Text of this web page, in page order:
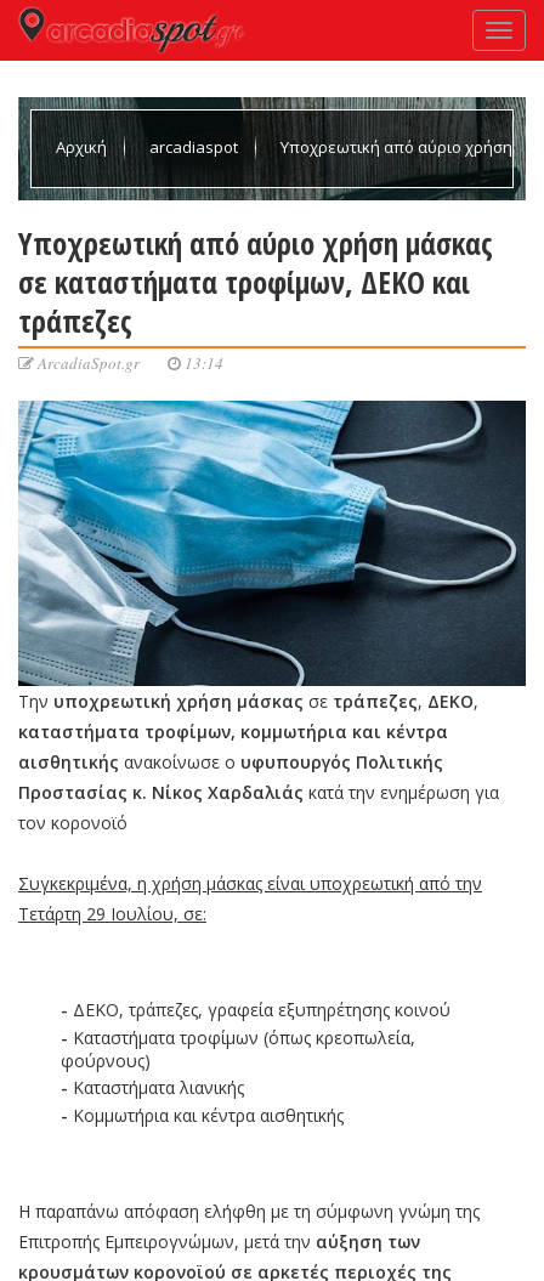
Αρχική arcadiaspot Υποχρεωτική από αύριο χρήση
Υποχρεωτική από αύριο χρήση μάσκας
σε καταστήματα τροφίμων, ΔΕΚΟ και
τράπεζες
ArcadiaSpot.gr 13:14
Την υποχρεωτική χρήση μάσκας σε τράπεζες, ΔΕΚΟ,
καταστήματα τροφίμων, κομμωτήρια και κέντρα
αισθητικής ανακοίνωσε ο υφυπουργός Πολιτικής
Προστασίας κ. Νίκος Χαρδαλιάς κατά την ενημέρωση για
τον κορονοϊό
Συγκεκριμένα, η χρήση μάσκας είναι υποχρεωτική από την
Τετάρτη 29 Ιουλίου, σε:
- ΔΕΚΟ, τράπεζες, γραφεία εξυπηρέτησης κοινού
- Καταστήματα τροφίμων (όπως κρεοπωλεία,
φούρνους)
- Καταστήματα λιανικής
- Κομμωτήρια και κέντρα αισθητικής
Η παραπάνω απόφαση ελήφθη με τη σύμφωνη γνώμη της
Επιτροπής Εμπειρογνώμων, μετά την αύξηση των
κρουσμάτων κορονοϊού σε αρκετές περιοχές της